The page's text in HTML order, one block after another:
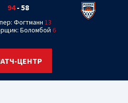
94- 58
Фогтманн 13
Боломбой 6
ЦЕНТР